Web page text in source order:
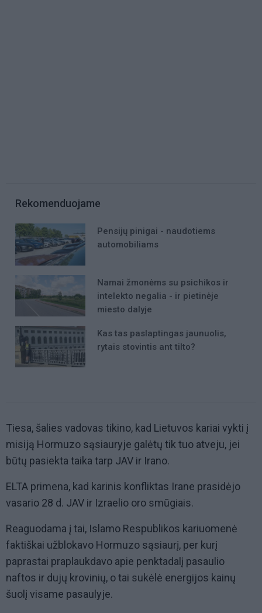
Rekomenduojame
Pensijų pinigai - naudotiems
automobiliams
Namai žmonėms su psichikos ir
intelekto negalia - ir pietinėje
miesto dalyje
Kas tas paslaptingas jaunuolis,
rytais stovintis ant tilto?
Tiesa, šalies vadovas tikino, kad Lietuvos kariai vykti į
misiją Hormuzo sąsiauryje galėtų tik tuo atveju, jei
būtų pasiekta taika tarp JAV ir Irano.
ELTA primena, kad karinis konfliktas Irane prasidėjo
vasario 28 d. JAV ir Izraelio oro smūgiais.
Reaguodama į tai, Islamo Respublikos kariuomenė
faktiškai užblokavo Hormuzo sąsiaurį, per kurį
paprastai praplaukdavo apie penktadalį pasaulio
naftos ir dujų krovinių, o tai sukėlė energijos kainų
šuolį visame pasaulyje.